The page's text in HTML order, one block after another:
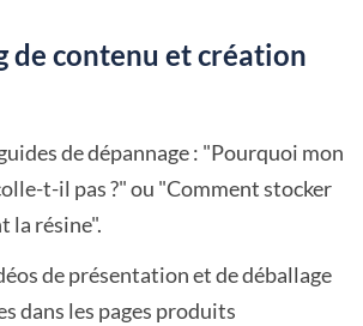
de contenu et création
de dépannage : "Pourquoi mon
t-il pas ?" ou "Comment stocker
la résine".
de présentation et de déballage
dans les pages produits